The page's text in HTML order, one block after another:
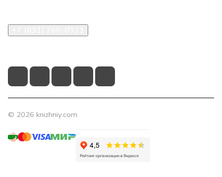
© 2026 knizhniy.com